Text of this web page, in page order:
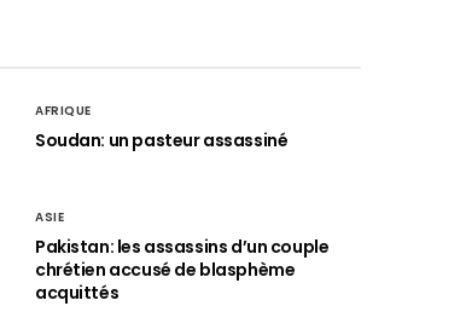
AFRIQUE
Soudan: un pasteur assassiné
ASIE
Pakistan: les assassins d’un couple
chrétien accusé de blasphème
acquittés